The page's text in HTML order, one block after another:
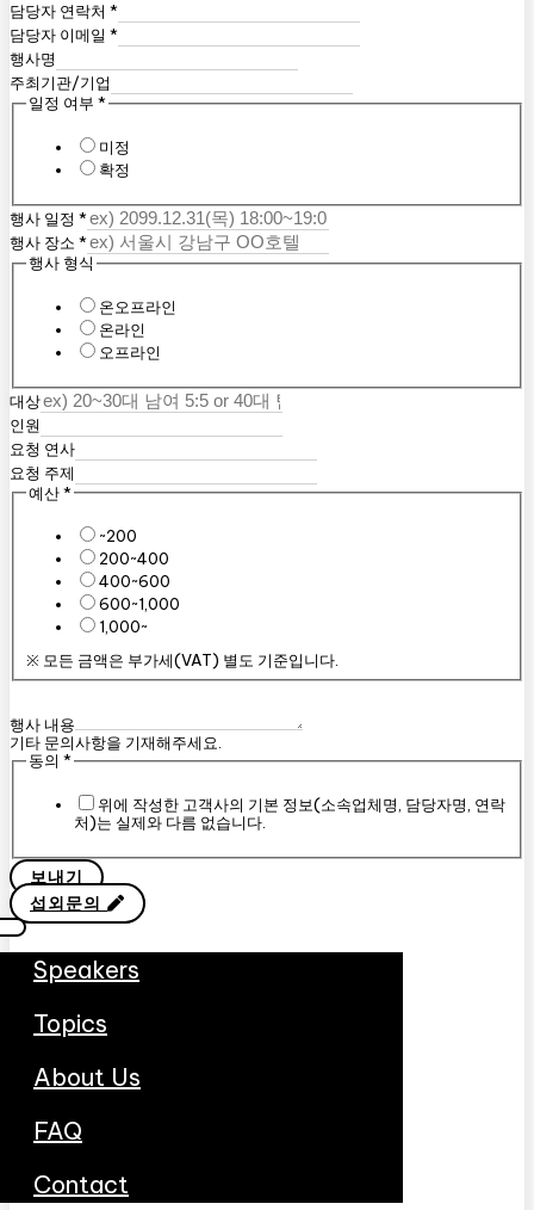
담당자 연락처 *
담당자 이메일 *
행사명
주최기관/기업
일정 여부 *
미정
확정
행사 일정 *
행사 장소 *
행사 형식
온오프라인
온라인
오프라인
대상
인원
요청 연사
요청 주제
예산*
~200
200~400
400~600
600~1,000
1,000~
※ 모든 금액은 부가세(VAT) 별도 기준입니다.
행사 내용
기타 문의사항을 기재해주세요.
동의 *
위에 작성한 고객사의 기본 정보(소속업체명, 담당자명, 연락
처)는 실제와 다름 없습니다.
보내기
섭외문의
Speakers
Topics
About Us
FAQ
Contact